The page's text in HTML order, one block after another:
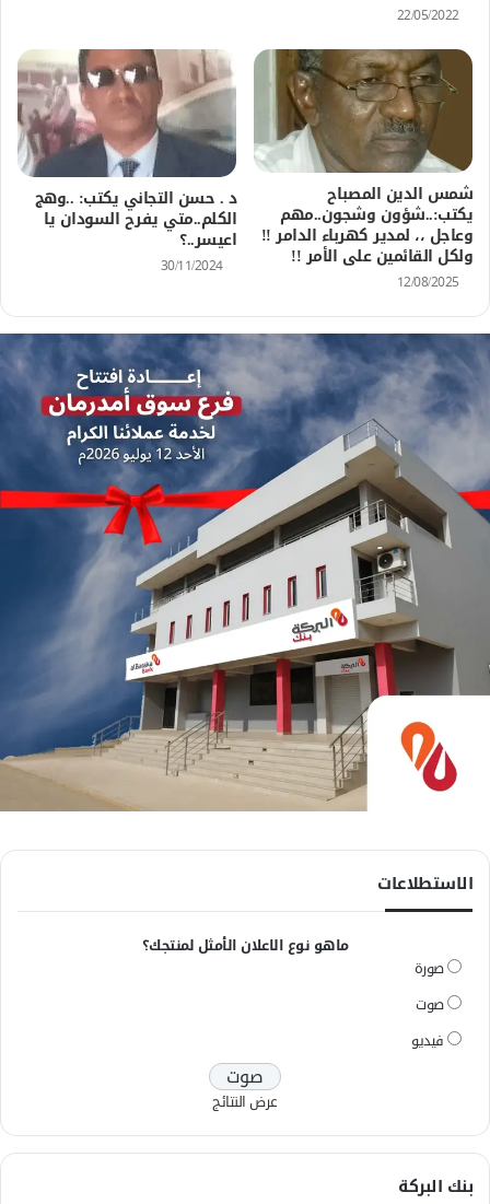
22/05/2022
شمس الدين المصباح
يكتب:..شؤون وشجون..مهم
وعاجل ،، لمدير كهرباء الدامر !!
ولكل القائمين على الأمر !!
12/08/2025
د . حسن التجاني يكتب: ..وهج
الكلم..متي يفرح السودان يا
اعيسر..؟
30/11/2024
الاستطلاعات
ماهو نوع الاعلان الأمثل لمنتجك؟
صورة
صوت
فيديو
عرض النتائج
بنك البركة